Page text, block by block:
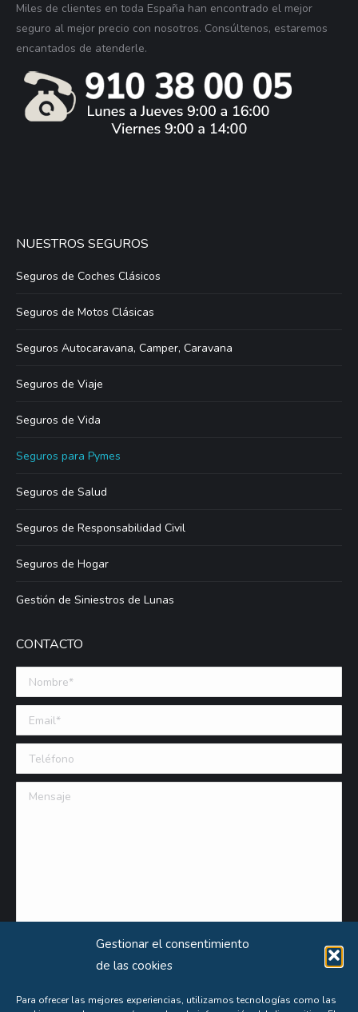
Gestionar el consentimiento
de las cookies
Para ofrecer las mejores experiencias, utilizamos tecnologías como las
Miles de clientes en toda España han encontrado el mejor
seguro al mejor precio con nosotros. Consúltenos, estaremos
encantados de atenderle.
NUESTROS SEGUROS
Seguros de Coches Clásicos
Seguros de Motos Clásicas
Seguros Autocaravana, Camper, Caravana
Seguros de Viaje
Seguros de Vida
Seguros para Pymes
Seguros de Salud
Seguros de Responsabilidad Civil
Seguros de Hogar
Gestión de Siniestros de Lunas
CONTACTO
Nombre *
Email (requerido)
Teléfono
Mensaje